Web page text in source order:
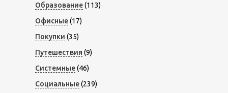
Образование(113)
Офисные(17)
Покупки (35)
Путешествия (9)
Системные(46)
Социальные(239)